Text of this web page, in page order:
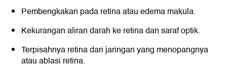
Pembengkakan pada retina atau edema makula.
Kekurangan aliran darah ke retina dan saraf optik.
Terpisahnya retina dari jaringan yang menopangnya
atau ablasi retina.